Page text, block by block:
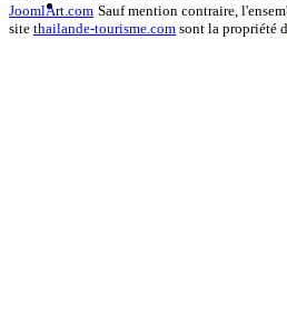
JoomlArt.com Sauf mention contraire,
site thailande-tourisme.com sont la propriété